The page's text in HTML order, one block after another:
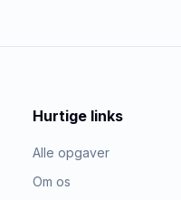
Hurtige links
Alle opgaver
Om os